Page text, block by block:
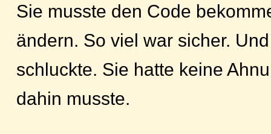
Sie musste den Code
ändern. So viel war sicher.
schluckte. Sie hatte keine
dahin musste.